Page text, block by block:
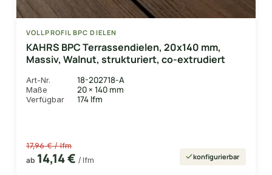
VOLLPROFIL BPC DIELEN
KAHRS BPC Terrassendielen, 20x140 mm,
Massiv, Walnut, strukturiert, co-extrudiert
Art-Nr. 18-202718-A
Maße 20 × 140 mm
Verfügbar 174 lfm
17,96 € / lfm
ab 14,14 € / lfm konfigurierbar